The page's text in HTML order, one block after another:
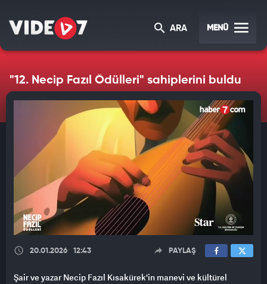
ARA MENÜ
"12. Necip Fazıl Ödülleri" sahiplerini buldu
20.01.2026 12:43 PAYLAŞ
Şair ve yazar Necip Fazıl Kısakürek'in manevi ve kültürel